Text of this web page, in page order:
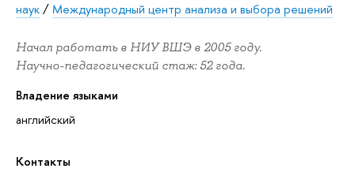
наук/Международный центр анализа и выбора решений
Начал работать в НИУ ВШЭ в 2005 году.
Научно-педагогический стаж: 52 года.
Владение языками
английский
Контакты